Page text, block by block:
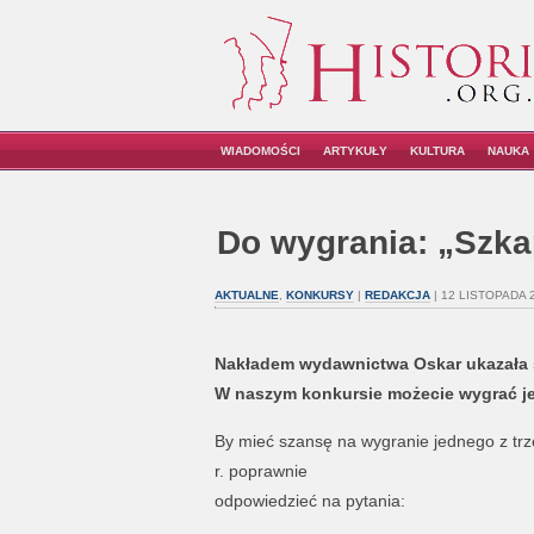
WIADOMOŚCI ARTYKUŁY KULTURA NAUKA
Do wygrania:
AKTUALNE KONKURSY| REDAKCJA| 12 LISTOPADA
Nakładem wydawnictwa Oskar
W naszym konkursie możecie wygrać
By mieć szansę na wygranie jednego z
r. poprawnie
odpowiedzieć na pytania: